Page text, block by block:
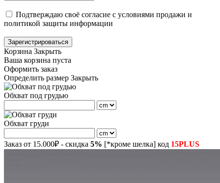
Подтверждаю своё согласие с условиями продажи и
политикой защиты информации
Зарегистрироваться
Корзина Закрыть
Ваша корзина пуста
Оформить заказ
Определить размер Закрыть
Обхват под грудью
Обхват груди
Заказ от 15.000₽ - скидка 5% [*кроме шелка] код 15PLUS